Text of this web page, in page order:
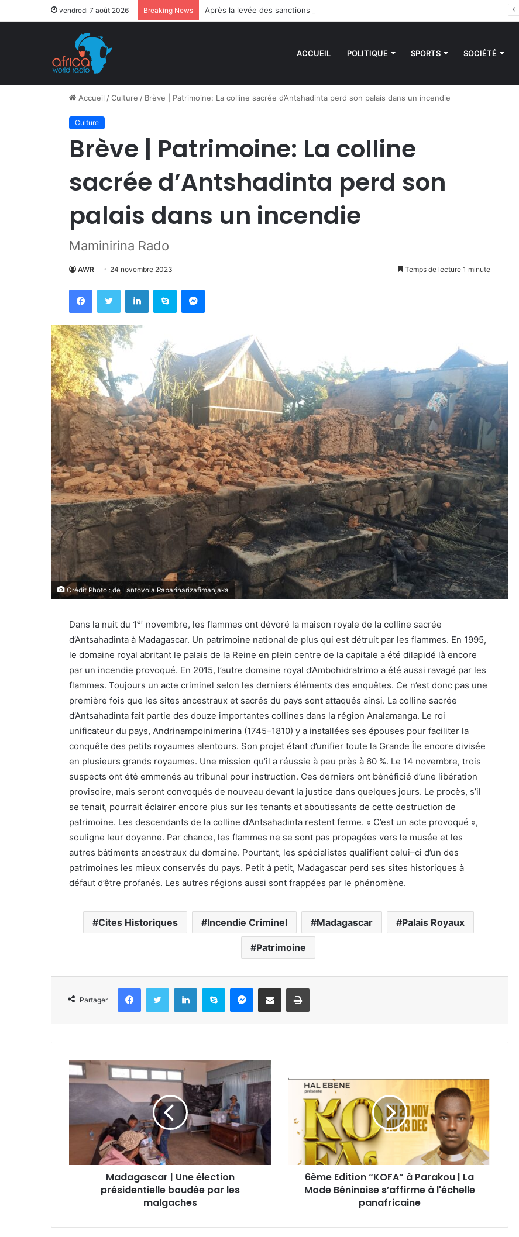
vendredi 7 août 2026 Breaking News Après la levée des sanctions de la CEDEAO : Le Bénin tend la main au Niger
ACCUEIL POLITIQUE SPORTS SOCIÉTÉ
Accueil /Culture / Brève | Patrimoine: La colline sacrée d’Antshadinta perd son palais dans un incendie
Culture
Brève | Patrimoine: La colline
sacrée d’Antshadinta perd son
palais dans un incendie
Maminirina Rado
AWR 24 novembre 2023 Temps de lecture 1 minute
Crédit Photo : de Lantovola Rabariharizafimanjaka
Dans la nuit du 1er novembre, les flammes ont dévoré la maison royale de la colline sacrée
d’Antsahadinta à Madagascar. Un patrimoine national de plus qui est détruit par les flammes. En 1995,
le domaine royal abritant le palais de la Reine en plein centre de la capitale a été dilapidé là encore
par un incendie provoqué. En 2015, l’autre domaine royal d’Ambohidratrimo a été aussi ravagé par les
flammes. Toujours un acte criminel selon les derniers éléments des enquêtes. Ce n’est donc pas une
première fois que les sites ancestraux et sacrés du pays sont attaqués ainsi. La colline sacrée
d’Antsahadinta fait partie des douze importantes collines dans la région Analamanga. Le roi
unificateur du pays, Andrinampoinimerina (1745–1810) y a installées ses épouses pour faciliter la
conquête des petits royaumes alentours. Son projet étant d’unifier toute la Grande Île encore divisée
en plusieurs grands royaumes. Une mission qu’il a réussie à peu près à 60 %. Le 14 novembre, trois
suspects ont été emmenés au tribunal pour instruction. Ces derniers ont bénéficié d’une libération
provisoire, mais seront convoqués de nouveau devant la justice dans quelques jours. Le procès, s’il
se tenait, pourrait éclairer encore plus sur les tenants et aboutissants de cette destruction de
patrimoine. Les descendants de la colline d’Antsahadinta restent ferme. « C’est un acte provoqué »,
souligne leur doyenne. Par chance, les flammes ne se sont pas propagées vers le musée et les
autres bâtiments ancestraux du domaine. Pourtant, les spécialistes qualifient celui–ci d’un des
patrimoines les mieux conservés du pays. Petit à petit, Madagascar perd ses sites historiques à
défaut d’être profanés. Les autres régions aussi sont frappées par le phénomène.
Cites Historiques Incendie Criminel Madagascar Palais Royaux
Patrimoine
Partager
Madagascar | Une élection
présidentielle boudée par les
malgaches
6ème Edition “KOFA” à Parakou | La
Mode Béninoise s’affirme à l'échelle
panafricaine